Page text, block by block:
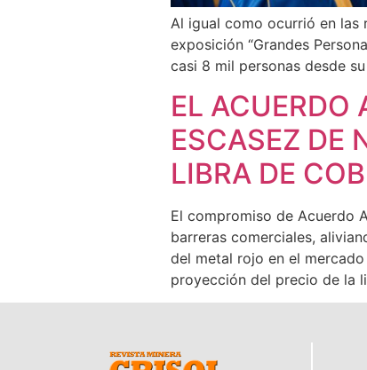
Al igual como ocurrió en las
exposición “Grandes
casi 8 mil personas desde
EL ACUERDO
ESCASEZ DE
LIBRA DE
El compromiso de Acuerdo
barreras comerciales,
del metal rojo en el
proyección del precio de la